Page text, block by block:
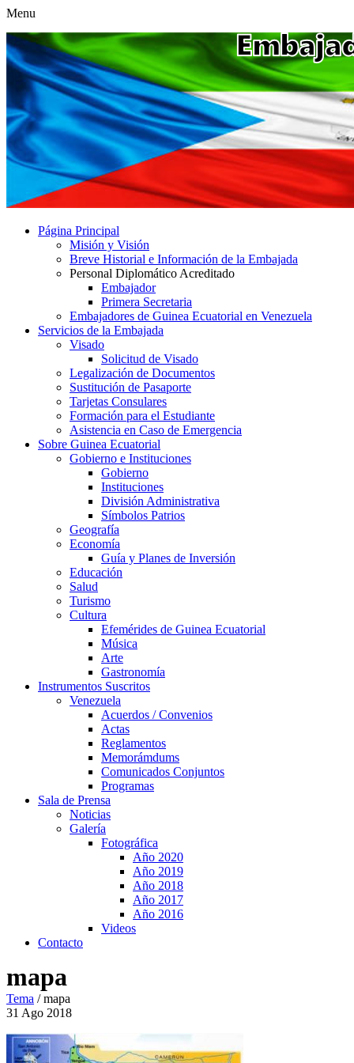
Menu
Página Principal
Misión y Visión
Breve Historial e Información de la Embajada
Personal Diplomático Acreditado
Embajador
Primera Secretaria
Embajadores de Guinea Ecuatorial en Venezuela
Servicios de la Embajada
Visado
Solicitud de Visado
Legalización de Documentos
Sustitución de Pasaporte
Tarjetas Consulares
Formación para el Estudiante
Asistencia en Caso de Emergencia
Sobre Guinea Ecuatorial
Gobierno e Instituciones
Gobierno
Instituciones
División Administrativa
Símbolos Patrios
Geografía
Economía
Guía y Planes de Inversión
Educación
Salud
Turismo
Cultura
Efemérides de Guinea Ecuatorial
Música
Arte
Gastronomía
Instrumentos Suscritos
Venezuela
Acuerdos / Convenios
Actas
Reglamentos
Memorámdums
Comunicados Conjuntos
Programas
Sala de Prensa
Noticias
Galería
Fotográfica
Año 2020
Año 2019
Año 2018
Año 2017
Año 2016
Videos
Contacto
mapa
Tema /mapa
31 Ago 2018